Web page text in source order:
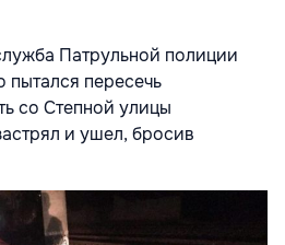
Патрульной полиции
пытался пересечь
со Степной улицы
и ушел, бросив